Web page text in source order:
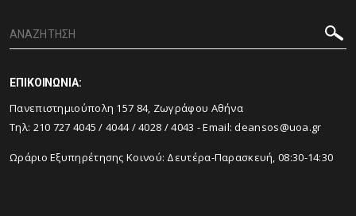
ΕΠΙΚΟΙΝΩΝΙΑ:
Πανεπιστημιούπολη 157 84, Ζωγράφου Αθήνα
Τηλ: 210 727 4045 /4044/4028 /4043 - Email:deansos@uoa.gr
Ωράριο Εξυπηρέτησης Κοινού: Δευτέρα-Παρασκευή, 08:30-14:30